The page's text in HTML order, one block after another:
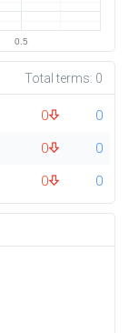
0.5
Total terms: 0
0
0
0
0
0 0